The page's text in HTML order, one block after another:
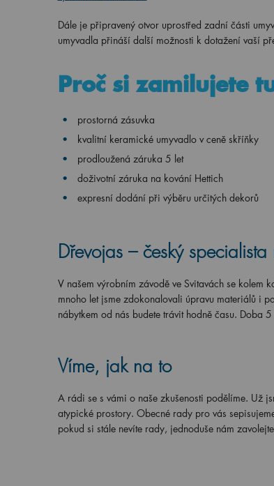
Dále je připravený otvor uprostřed zadní části
umyvadla přináší další možnosti k dotažení vaší
Proč si zamilujete
prostorná zásuvka
kvalitní keramické umyvadlo v ceně skříňky
prodloužená záruka 5 let
doživotní záruka na kování Hettich
expresní dodání při výběru určitých dekorů
Dřevojas – český
V našem výrobním závodě ve Svitavách se
mnoho let jsme zdokonalovali úpravu materiálů i
nábytkem od nás budete trávit hodně času. Doba
Víme, jak na to
A rádi se s vámi o naše zkušenosti podělíme. Už
atypické prostory. Obecné rady pro vás
pokud si stále nevíte rady, jednoduše nám